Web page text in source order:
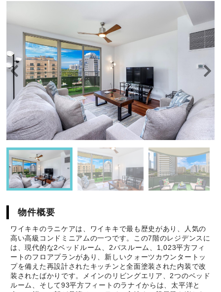
物件概要
ワイキキのラニケアは、ワイキキで最も歴史があり、人気の
高い高級コンドミニアムの一つです。この7階のレジデンスに
は、現代的な2ベッドルーム、2バスルーム、1,023平方フィ
ートのフロアプランがあり、新しいクォーツカウンタートッ
プを備えた再設計されたキッチンと全面塗装された内装で改
装されたばかりです。メインのリビングエリア、2つのベッド
ルーム、そして93平方フィートのラナイからは、太平洋と